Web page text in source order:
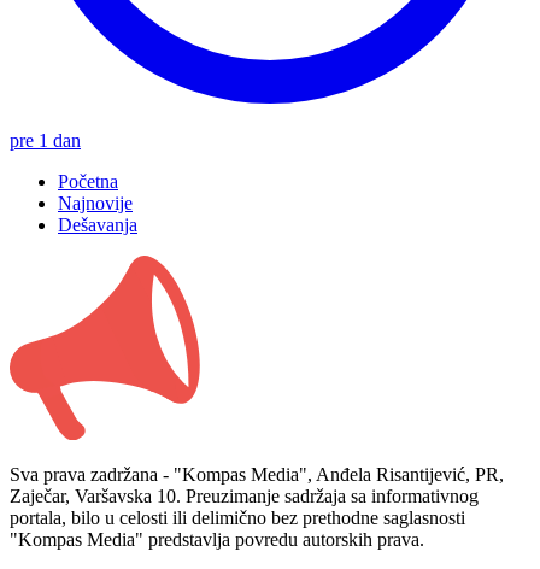
pre 1 dan
Početna
Najnovije
Dešavanja
Sva prava zadržana - "Kompas Media", Anđela Risantijević, PR,
Zaječar, Varšavska 10. Preuzimanje sadržaja sa informativnog
portala, bilo u celosti ili delimično bez prethodne saglasnosti
"Kompas Media" predstavlja povredu autorskih prava.